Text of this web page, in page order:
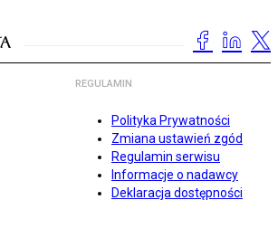
REGULAMIN
Polityka Prywatności
Zmiana ustawień zgód
Regulamin serwisu
Informacje o nadawcy
Deklaracja dostępności